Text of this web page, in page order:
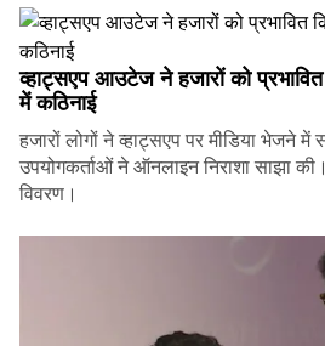
व्हाट्सएप आउटेज ने हजारों को
में कठिनाई
हजारों लोगों ने व्हाट्सएप पर मीडिया भेजने
उपयोगकर्ताओं ने ऑनलाइन निराशा साझा
विवरण।